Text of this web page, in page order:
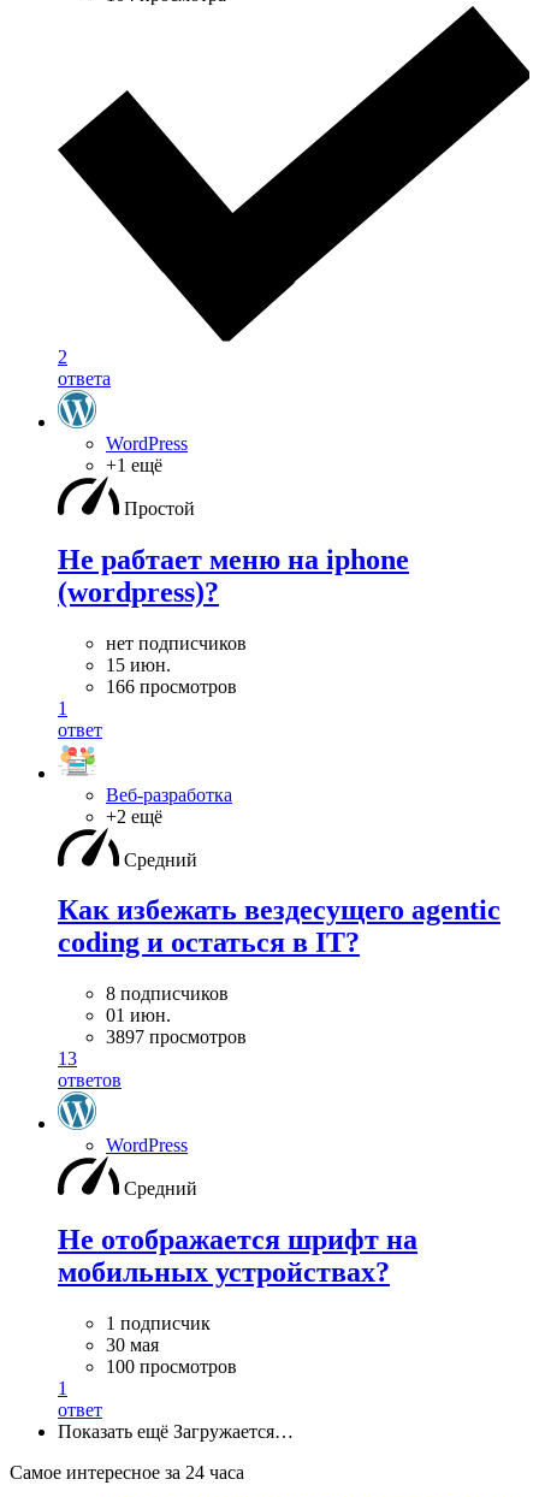
2
ответа
WordPress
+1 ещё
Простой
Не рабтает меню на iphone
(wordpress)?
нет подписчиков
15 июн.
166 просмотров
1
ответ
Веб-разработка
+2 ещё
Средний
Как избежать вездесущего agentic
coding и остаться в IT?
8 подписчиков
01 июн.
3897 просмотров
13
ответов
WordPress
Средний
Не отображается шрифт на
мобильных устройствах?
1 подписчик
30 мая
100 просмотров
1
ответ
Показать ещё Загружается…
Самое интересное за 24 часа